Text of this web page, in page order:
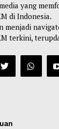
yang
di Indonesia.
menjadi
terkini,